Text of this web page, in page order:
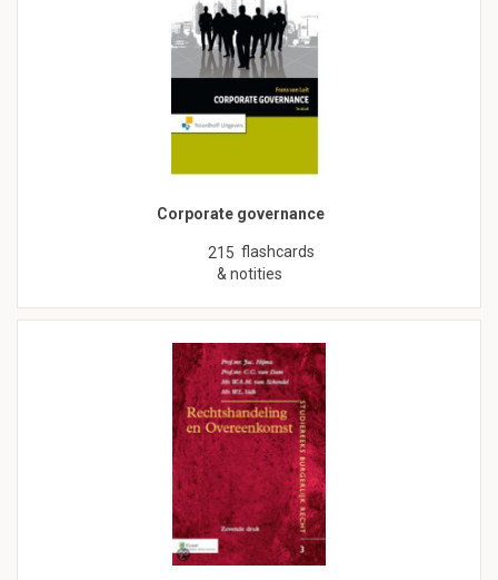
Corporate governance
215 flashcards
& notities